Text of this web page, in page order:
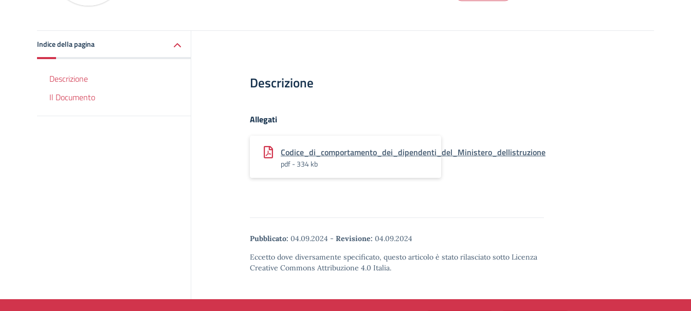
Indice della pagina
Descrizione
Il Documento
Descrizione
Allegati
Codice_di_comportamento_dei_dipendenti_del_Ministero_dellistruzione
pdf - 334 kb
Pubblicato: 04.09.2024 - Revisione: 04.09.2024
Eccetto dove diversamente specificato, questo articolo è stato rilasciato sotto Licenza
Creative Commons Attribuzione 4.0 Italia.